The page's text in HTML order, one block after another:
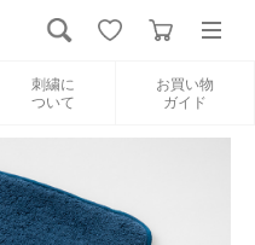
刺繍に
ついて
お買い物
ガイド
新規会員登録